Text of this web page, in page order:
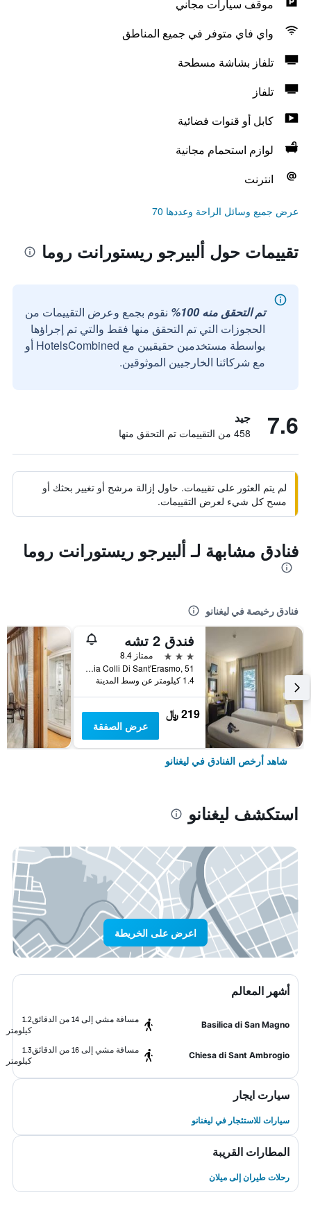
موقف سيارات مجاني
واي فاي متوفر في جميع المناطق
تلفاز بشاشة مسطحة
تلفاز
كابل أو قنوات فضائية
لوازم استحمام مجانية
انترنت
عرض جميع وسائل الراحة وعددها 70
تقييمات حول ألبيرجو ريستورانت روما
تم التحقق منه 100%
نقوم بجمع وعرض التقييمات من
الحجوزات التي تم التحقق منها فقط والتي تم إجراؤها
بواسطة مستخدمين حقيقيين مع HotelsCombined أو
مع شركائنا الخارجيين الموثوقين.
7.6 جيد
458 من التقييمات تم التحقق منها
لم يتم العثور على تقييمات. حاول إزالة مرشح أو تغيير بحثك أو
مسح كل شيء لعرض التقييمات.
فنادق مشابهة لـ ألبيرجو ريستورانت روما
فنادق رخيصة في ليغنانو
فندق 2 تشه
3 نجوم
ممتاز 8.4
Via Colli Di Sant'Erasmo, 51, ليغنانو, مقاطعة ميلانو, إيطاليا
1.4 كيلومتر عن وسط المدينة
219 ﷼
عرض الصفقة
شاهد أرخص الفنادق في ليغنانو
استكشف ليغنانو
اعرض على الخريطة
أشهر المعالم
Basilica di San Magno
مسافة مشي إلى 14 من الدقائق
1.2
كيلومتر
Chiesa di Sant Ambrogio
مسافة مشي إلى 16 من الدقائق
1.3
كيلومتر
سيارت ايجار
سيارات للاستئجار في ليغنانو
المطارات القريبة
رحلات طيران إلى ميلان